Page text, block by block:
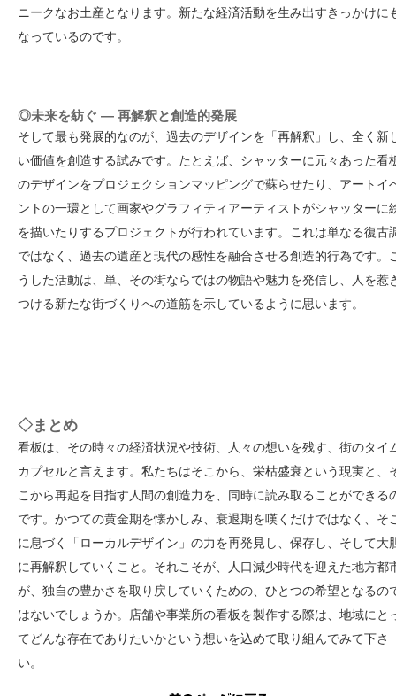
ニークなお土産となります。新たな経済活動を生み出すきっかけに
なっているのです。
◎未来を紡ぐ — 再解釈と創造的発展
そして最も発展的なのが、過去のデザインを「再解釈」し、全く新
い価値を創造する試みです。たとえば、シャッターに元々あった看
のデザインをプロジェクションマッピングで蘇らせたり、アートイ
ントの一環として画家やグラフィティアーティストがシャッターに
を描いたりするプロジェクトが行われています。これは単なる復古
ではなく、過去の遺産と現代の感性を融合させる創造的行為です。
うした活動は、単、その街ならではの物語や魅力を発信し、人を惹
つける新たな街づくりへの道筋を示しているように思います。
◇まとめ
看板は、その時々の経済状況や技術、人々の想いを残す、街のタイ
カプセルと言えます。私たちはそこから、栄枯盛衰という現実と、
こから再起を目指す人間の創造力を、同時に読み取ることができる
です。かつての黄金期を懐かしみ、衰退期を嘆くだけではなく、そ
に息づく「ローカルデザイン」の力を再発見し、保存し、そして大
に再解釈していくこと。それこそが、人口減少時代を迎えた地方都
が、独自の豊かさを取り戻していくための、ひとつの希望となるの
はないでしょうか。店舗や事業所の看板を製作する際は、地域にと
てどんな存在でありたいかという想いを込めて取り組んでみて下さ
い。